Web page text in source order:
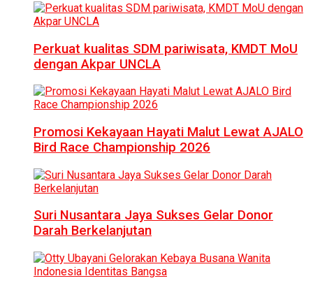
Perkuat kualitas SDM pariwisata, KMDT MoU
dengan Akpar UNCLA
Promosi Kekayaan Hayati Malut Lewat AJALO
Bird Race Championship 2026
Suri Nusantara Jaya Sukses Gelar Donor
Darah Berkelanjutan